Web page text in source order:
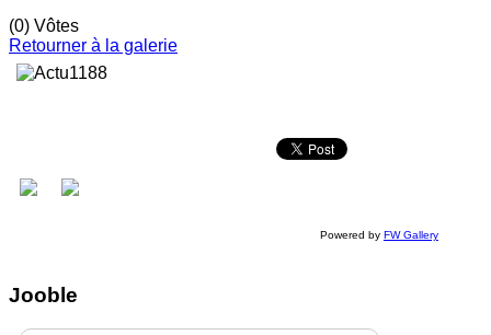
(0) Vôtes
Retourner à la galerie
Powered by FW Gallery
Jooble